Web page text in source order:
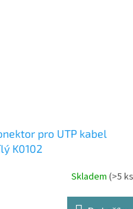
pro UTP kabel
K0102
Skladem (>5